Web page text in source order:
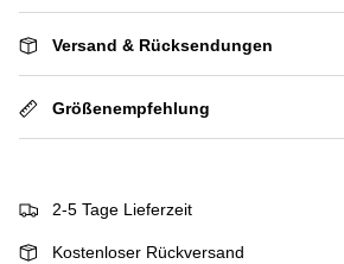
Versand & Rücksendungen
Größenempfehlung
2-5 Tage Lieferzeit
Kostenloser Rückversand